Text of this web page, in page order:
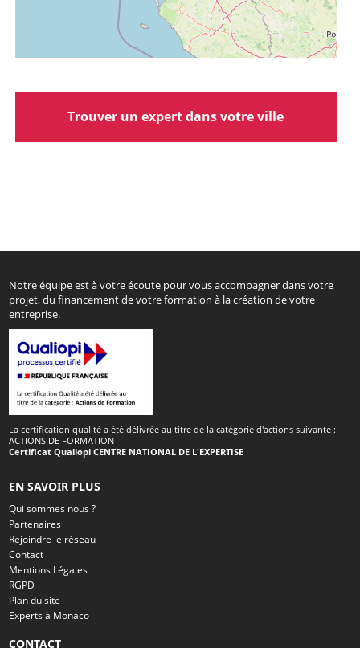
Trouver un expert dans votre ville
Notre équipe est à votre écoute pour vous accompagner dans votre
projet, du financement de votre formation à la création de votre
entreprise.
La certification qualité a été délivrée au titre de la catégorie d'actions suivante :
ACTIONS DE FORMATION
Certificat Qualiopi CENTRE NATIONAL DE L'EXPERTISE
EN SAVOIR PLUS
Qui sommes nous ?
Partenaires
Rejoindre le réseau
Contact
Mentions Légales
RGPD
Plan du site
Experts à Monaco
CONTACT